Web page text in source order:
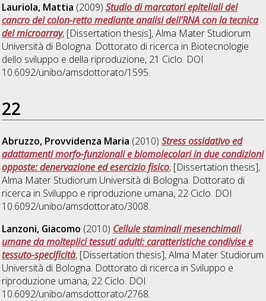
Lauriola, Mattia (2009)Studio di marcatori epiteliali del
cancro del colon-retto mediante analisi dell'RNA con la tecnica
del microarray, [Dissertation thesis], Alma Mater Studiorum
Università di Bologna. Dottorato di ricerca in Biotecnologie
dello sviluppo e della riproduzione, 21 Ciclo. DOI
10.6092/unibo/amsdottorato/1595.
22
Abruzzo, Provvidenza Maria (2010)Stress ossidativo ed
adattamenti morfo-funzionali e biomolecolari in due condizioni
opposte: denervazione ed esercizio fisico, [Dissertation thesis],
Alma Mater Studiorum Università di Bologna. Dottorato di
ricerca in Sviluppo e riproduzione umana, 22 Ciclo. DOI
10.6092/unibo/amsdottorato/3008.
Lanzoni, Giacomo (2010) Cellule staminali mesenchimali
umane da molteplici tessuti adulti: caratteristiche condivise e
tessuto-specificità, [Dissertation thesis], Alma Mater Studiorum
Università di Bologna. Dottorato di ricerca in Sviluppo e
riproduzione umana, 22 Ciclo. DOI
10.6092/unibo/amsdottorato/2768.